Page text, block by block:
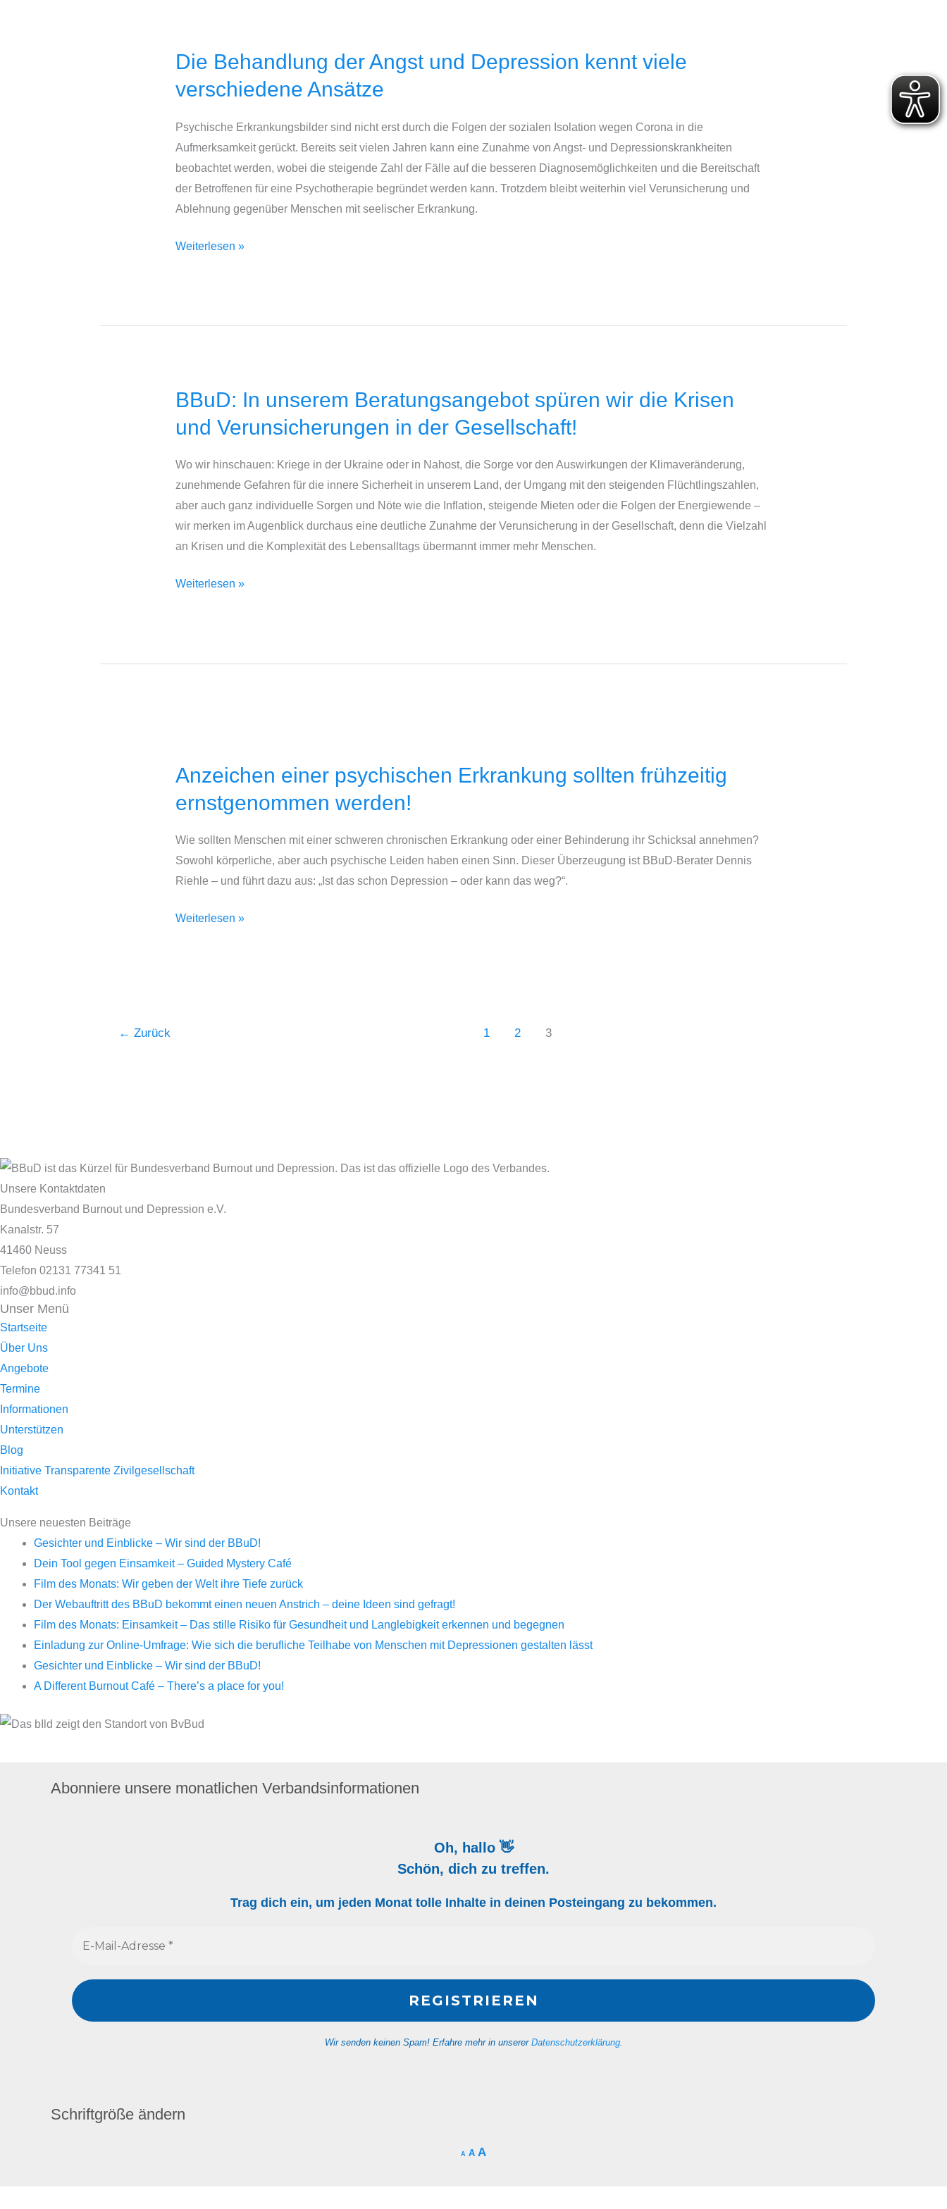
Die Behandlung der Angst und Depression kennt viele
verschiedene Ansätze
Psychische Erkrankungsbilder sind nicht erst durch die Folgen der sozialen Isolation wegen Corona in die
Aufmerksamkeit gerückt. Bereits seit vielen Jahren kann eine Zunahme von Angst- und Depressionskrankheiten
beobachtet werden, wobei die steigende Zahl der Fälle auf die besseren Diagnosemöglichkeiten und die Bereitschaft
der Betroffenen für eine Psychotherapie begründet werden kann. Trotzdem bleibt weiterhin viel Verunsicherung und
Ablehnung gegenüber Menschen mit seelischer Erkrankung.
Die
Behandlung
der
Ansätze
Weiterlesen »
BBuD: In unserem Beratungsangebot spüren wir die Krisen
und Verunsicherungen in der Gesellschaft!
Wo wir hinschauen: Kriege in der Ukraine oder in Nahost, die Sorge vor den Auswirkungen der Klimaveränderung,
zunehmende Gefahren für die innere Sicherheit in unserem Land, der Umgang mit den steigenden Flüchtlingszahlen,
aber auch ganz individuelle Sorgen und Nöte wie die Inflation, steigende Mieten oder die Folgen der Energiewende –
wir merken im Augenblick durchaus eine deutliche Zunahme der Verunsicherung in der Gesellschaft, denn die Vielzahl
an Krisen und die Komplexität des Lebensalltags übermannt immer mehr Menschen.
BBuD:
unserem
Verunsicherungen
Weiterlesen »
Anzeichen einer psychischen Erkrankung sollten frühzeitig
ernstgenommen werden!
Wie sollten Menschen mit einer schweren chronischen Erkrankung oder einer Behinderung ihr Schicksal annehmen?
Sowohl körperliche, aber auch psychische Leiden haben einen Sinn. Dieser Überzeugung ist BBuD-Berater Dennis
Riehle – und führt dazu aus: „Ist das schon Depression – oder kann das weg?“.
psychischen
Erkrankung
frühzeitig
ernstgenommen
werden!
Weiterlesen »
← Zurück 1 2 3
Unsere Kontaktdaten
Bundesverband Burnout und Depression e.V.
Kanalstr. 57
41460 Neuss
Telefon 02131 77341 51
info@bbud.info
Unser Menü
Startseite
Über Uns
Angebote
Termine
Informationen
Unterstützen
Blog
Initiative Transparente Zivilgesellschaft
Kontakt
Unsere neuesten Beiträge
Gesichter und Einblicke – Wir sind der BBuD!
Dein Tool gegen Einsamkeit – Guided Mystery Café
Film des Monats: Wir geben der Welt ihre Tiefe zurück
Der Webauftritt des BBuD bekommt einen neuen Anstrich – deine Ideen sind gefragt!
Film des Monats: Einsamkeit – Das stille Risiko für Gesundheit und Langlebigkeit erkennen und begegnen
Einladung zur Online-Umfrage: Wie sich die berufliche Teilhabe von Menschen mit Depressionen gestalten lässt
Gesichter und Einblicke – Wir sind der BBuD!
A Different Burnout Café – There’s a place for you!
Abonniere unsere monatlichen Verbandsinformationen
Oh, hallo 👋
Schön, dich zu treffen.
Trag dich ein, um jeden Monat tolle Inhalte in deinen Posteingang zu bekommen.
Wir senden keinen Spam! Erfahre mehr in unserer Datenschutzerklärung.
Schriftgröße ändern
A A A